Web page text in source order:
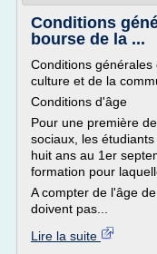
Conditions
bourse de la ...
Conditions
culture et de la
Conditions d'âge
Pour une première
sociaux, les
huit ans au 1er
formation pour
A compter de l'âge
doivent pas...
Lire la suite